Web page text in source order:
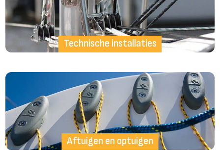
Technische installaties
Aftuigen en optuigen